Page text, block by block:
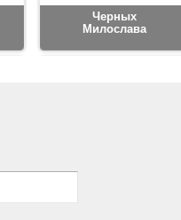
Черных
Милослава